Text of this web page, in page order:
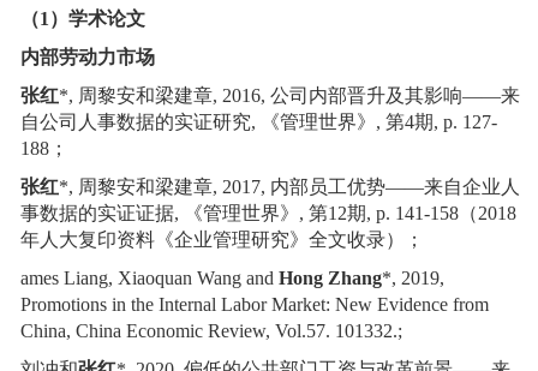
（1 ）学术论文
内部劳动力市场
张红*, 周黎安和梁建章, 2016, 公司内部晋升及其影响――来
自公司人事数据的实证研究, 《管理世界》 , 第4期, p. 127-
188 ；
张红*, 周黎安和梁建章, 2017, 内部员工优势――来自企业人
事数据的实证证据, 《管理世界》 , 第12期, p. 141-158 （2018
年人大复印资料《企业管理研究》全文收录）；
ames Liang, Xiaoquan Wang and Hong Zhang*, 2019,
Promotions in the Internal Labor Market: New Evidence from
China, China Economic Review, Vol.57. 101332.;